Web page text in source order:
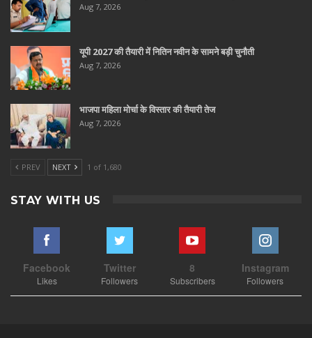
Aug 7, 2026
यूपी 2027 की तैयारी में नितिन नवीन के सामने बड़ी चुनौती
Aug 7, 2026
भाजपा महिला मोर्चा के विस्तार की तैयारी तेज
Aug 7, 2026
PREV NEXT 1 of 1,680
STAY WITH US
Facebook
Likes
Twitter
Followers
8
Subscribers
Instagram
Followers